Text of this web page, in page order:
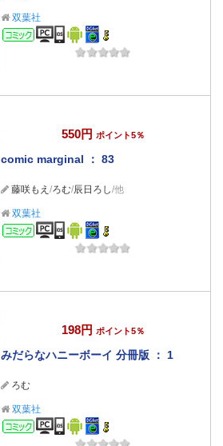
双葉社
コミック
550円 ポイント5％
comic marginal ： 83
藤咲もえ /ろむ/辰日ろし/他
双葉社
コミック
198円 ポイント5％
みだらなハニーボーイ 分冊版 ： 1
ろむ
双葉社
コミック